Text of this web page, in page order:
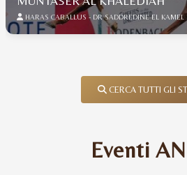
HARAS CABALLUS - DR SADDREDINE EL KAMEL
CERCA TUTTI GLI
Eventi